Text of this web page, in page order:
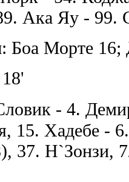
Ака Яу - 99.
: Боа Морте 16;
- 4.
15. Хадебе -
37. Н`Зонзи,